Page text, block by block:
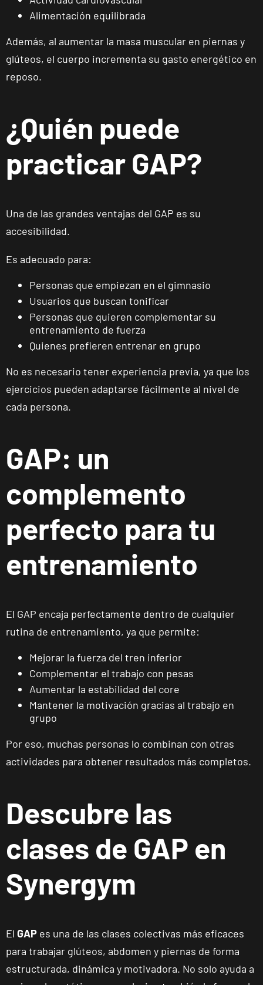
Tarragona
Reus,
Tarragona
Tarragona
Cervantes, 37 ,
Gran
Manzana
Plaza Mayor,
Getafe
Buenavista
Parque
Europa
13, Fuenlabrada,
Madrid
Madrid
Calvo, 15,
Madrid, Madrid
Madrid
Prosperidad
Calle de Sta
Hortensia, 23,
Madrid
Retiro
Madrid
Torrejón
Soto de
Alicante
Benalúa
Alimentación equilibrada
Además, al aumentar la masa muscular en piernas y
glúteos, el cuerpo incrementa su gasto energético en
reposo.
¿Quién puede
practicar GAP?
Una de las grandes ventajas del GAP es su
accesibilidad.
Es adecuado para:
Personas que empiezan en el gimnasio
Usuarios que buscan tonificar
Personas que quieren complementar su
entrenamiento de fuerza
Quienes prefieren entrenar en grupo
No es necesario tener experiencia previa, ya que los
ejercicios pueden adaptarse fácilmente al nivel de
cada persona.
GAP: un
complemento
perfecto para tu
entrenamiento
El GAP encaja perfectamente dentro de cualquier
rutina de entrenamiento, ya que permite:
Mejorar la fuerza del tren inferior
Complementar el trabajo con pesas
Aumentar la estabilidad del core
Mantener la motivación gracias al trabajo en
grupo
Por eso, muchas personas lo combinan con otras
actividades para obtener resultados más completos.
Descubre las
clases de GAP en
Synergym
El GAP es una de las clases colectivas más eficaces
para trabajar glúteos, abdomen y piernas de forma
estructurada, dinámica y motivadora. No solo ayuda a